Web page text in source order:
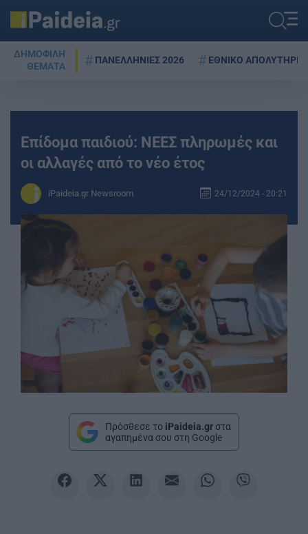
ΔΗΜΟΦΙΛΗ
ΘΕΜΑΤΑ
ΠΑΝΕΛΛΗΝΙΕΣ 2026 ΕΘΝΙΚΟ ΑΠΟΛΥΤΗΡΙΟ
Επίδομα παιδιού: ΝΕΕΣ πληρωμές και
οι αλλαγές από το νέο έτος
iPaideia.gr Newsroom 24/12/2024 - 20:21
Πρόσθεσε το iPaideia.gr στα
αγαπημένα σου στη Google